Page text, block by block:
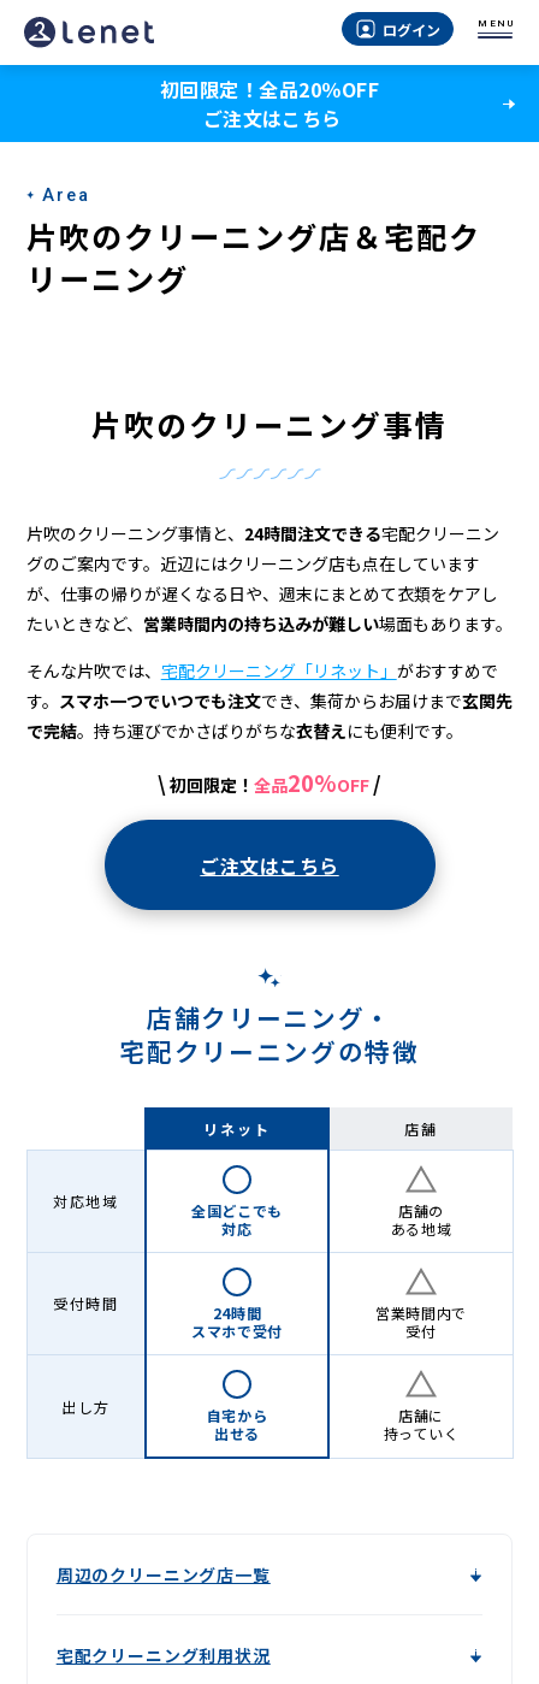
片
吹
ク
リ
ー
配
ク
リ
ー
ニ
ログイン MENU
初回限定！全品20％OFF
ご注文はこちら
Area
片吹のクリーニング店＆宅配ク
リーニング
片吹のクリーニング事情
片吹のクリーニング事情と、 24時間注文できる宅配クリーニン
グのご案内です。近辺にはクリーニング店も点在しています
が、仕事の帰りが遅くなる日や、週末にまとめて衣類をケアし
たいときなど、 営業時間内の持ち込みが難しい場面もあります。
そんな片吹では、 宅配クリーニング「リネット」 がおすすめで
す。 スマホ一つでいつでも注文でき、集荷からお届けまで玄関先
で完結。持ち運びでかさばりがちな衣替えにも便利です。
\ 初回限定！ 全品20%OFF /
ご注文はこちら
店舗クリーニング・
宅配クリーニングの特徴
リネット 店舗
対応地域
全国どこでも
対応
店舗の
ある地域
受付時間
24時間
スマホで受付
営業時間内で
受付
出し方
自宅から
出せる
店舗に
持っていく
周辺のクリーニング店一覧
宅配クリーニング利用状況